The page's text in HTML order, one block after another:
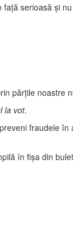
serioasă şi
părţile noastre
la vot.
fraudele
în fişa din